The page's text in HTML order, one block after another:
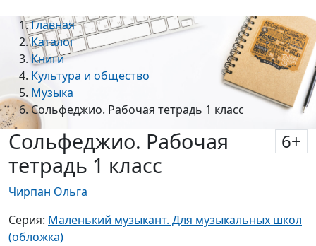
Главная
Каталог
Книги
Культура и общество
Музыка
Сольфеджио. Рабочая тетрадь 1 класс
Сольфеджио. Рабочая
тетрадь 1 класс
6+
Чирпан Ольга
Серия: Маленький музыкант. Для музыкальных школ
(обложка)